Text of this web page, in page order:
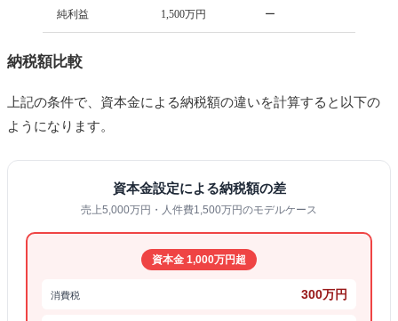
純利益 1,500万円 ー
納税額比較
上記の条件で、資本金による納税額の違いを計算すると以下の
ようになります。
資本金設定による納税額の差
売上5,000万円・人件費1,500万円のモデルケース
資本金 1,000万円超
消費税 300万円